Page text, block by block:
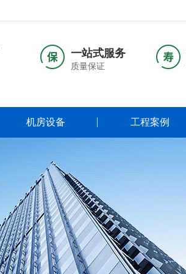
一站式服务
质量保证
机房设备 工程案例